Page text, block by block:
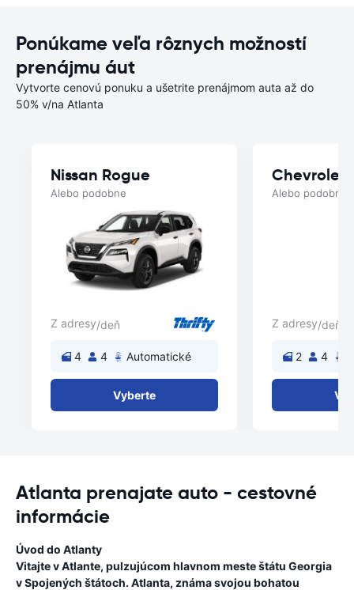
Ponúkame veľa rôznych možností
prenájmu áut
Vytvorte cenovú ponuku a ušetrite prenájmom auta až do
50% v/na Atlanta
Nissan Rogue
Alebo podobne
Z adresy/deň
4 4 Automatické
Vyberte
Chevrolet
Alebo podobne
Z adresy/deň
2 4
Atlanta prenajate auto - cestovné
informácie
Úvod do Atlanty
Vitajte v Atlante, pulzujúcom hlavnom meste štátu Georgia
v Spojených štátoch. Atlanta, známa svojou bohatou